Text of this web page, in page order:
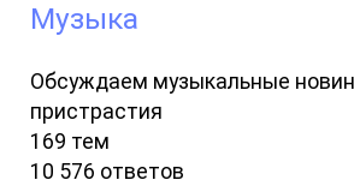
Музыка
Обсуждаем музыкальные
пристрастия
169 тем
10 576 ответов